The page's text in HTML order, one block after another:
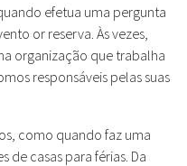
efetua uma pergunta
or reserva. Às vezes,
organização que trabalha
responsáveis pelas suas
como quando faz uma
de casas para férias. Da